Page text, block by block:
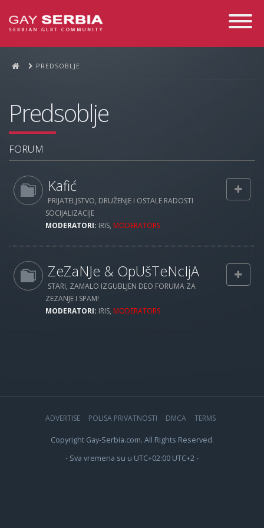
Toggle
PREDSOBLJE
Predsoblje
FORUM
Kafić
PRIJATELJSTVO, DRUŽENJE I OSTALE RADOSTI
SOCIJALIZACIJE
MODERATORI: IRIS, MODERATORS
ZeZaNJe & OpUšTeNcIjA
STARI, ZAMALO IZGUBLJEN DEO FORUMA ZA
ZEZANJE I SPAM!
MODERATORI: IRIS, MODERATORS
ADVERTISE POLISA PRIVATNOSTI DMCA TERMS
Copyright Gay-Serbia.com. All Rights Reserved.
- Sva vremena su u UTC+02:00 UTC+2 -